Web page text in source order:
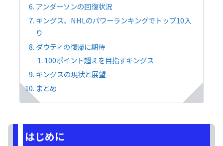
アンダーソンの回復状況
キングス、NHLのパワーランキングでトップ10入
り
ダウティの復帰に期待
100ポイント超えを目指すキングス
キングスの現状と展望
まとめ
はじめに